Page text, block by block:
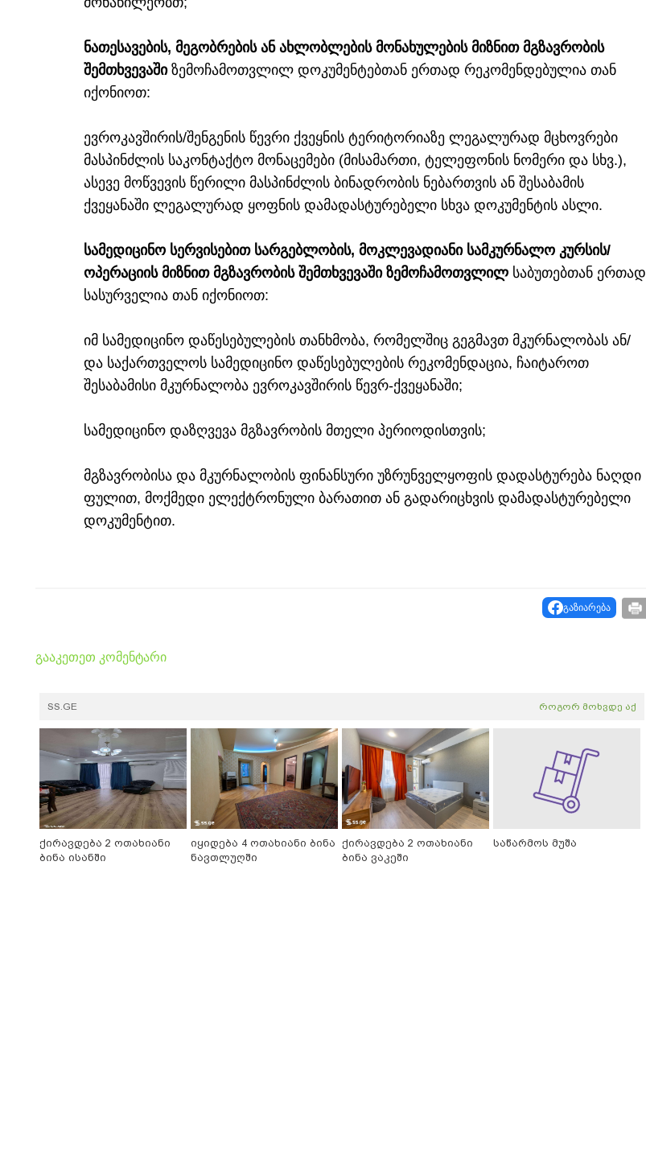
ნათესავების, მეგობრების ან ახლობლების მონახულების მიზნით მგზავრობის
შემთხვევაშიზემოჩამოთვლილ დოკუმენტებთან ერთად რეკომენდებულია თან
იქონიოთ:
ევროკავშირის/შენგენის წევრი ქვეყნის ტერიტორიაზე ლეგალურად მცხოვრები
მასპინძლის საკონტაქტო მონაცემები (მისამართი, ტელეფონის ნომერი და სხვ.),
ასევე მოწვევის წერილი მასპინძლის ბინადრობის ნებართვის ან შესაბამის
ქვეყანაში ლეგალურად ყოფნის დამადასტურებელი სხვა დოკუმენტის ასლი.
სამედიცინო სერვისებით სარგებლობის, მოკლევადიანი სამკურნალო კურსის/
ოპერაციის მიზნით მგზავრობის შემთხვევაში ზემოჩამოთვლილ საბუთებთან ერთად
სასურველია თან იქონიოთ:
იმ სამედიცინო დაწესებულების თანხმობა, რომელშიც გეგმავთ მკურნალობას ან/
და საქართველოს სამედიცინო დაწესებულების რეკომენდაცია, ჩაიტაროთ
შესაბამისი მკურნალობა ევროკავშირის წევრ-ქვეყანაში;
სამედიცინო დაზღვევა მგზავრობის მთელი პერიოდისთვის;
მგზავრობისა და მკურნალობის ფინანსური უზრუნველყოფის დადასტურება ნაღდი
ფულით, მოქმედი ელექტრონული ბარათით ან გადარიცხვის დამადასტურებელი
დოკუმენტით.
გაზიარება
გააკეთეთ კომენტარი
SS.GE როგორ მოხვდე აქ
ქირავდება 2 ოთახიანი
ბინა ისანში
იყიდება 4 ოთახიანი ბინა
ნავთლუღში
ქირავდება 2 ოთახიანი
ბინა ვაკეში
საწარმოს მუშა